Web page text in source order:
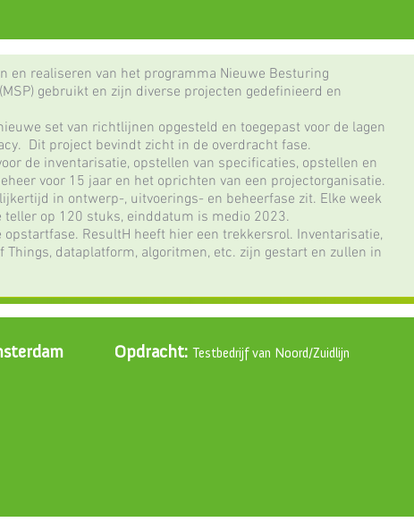
en realiseren van het programma Nieuwe Besturing
gebruikt en zijn diverse projecten gedefinieerd en
set van richtlijnen opgesteld en toegepast voor de lagen
Dit project bevindt zicht in de overdracht fase.​
de inventarisatie, opstellen van specificaties, opstellen en
voor 15 jaar en het oprichten van een projectorganisatie.
in ontwerp-, uitvoerings- en beheerfase zit. Elke week
op 120 stuks, einddatum is medio 2023.​
ResultH heeft hier een trekkersrol. Inventarisatie,
dataplatform, algoritmen, etc. zijn gestart en zullen in
Opdracht:Testbedrijf van Noord/Zuidlijn